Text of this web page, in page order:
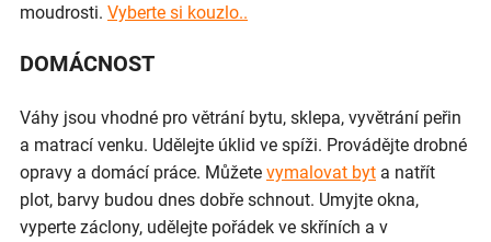
moudrosti. Vyberte si kouzlo..
DOMÁCNOST
Váhy jsou vhodné pro větrání bytu, sklepa, vyvětrání peřin
a matrací venku. Udělejte úklid ve spíži. Provádějte drobné
opravy a domácí práce. Můžete vymalovat byt a natřít
plot, barvy budou dnes dobře schnout. Umyjte okna,
vyperte záclony, udělejte pořádek ve skříních a v